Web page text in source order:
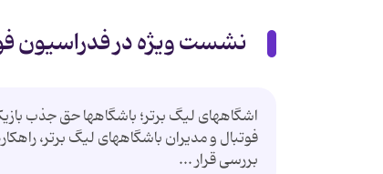
نشست ویژه در فدراسیون
اشگاههای لیگ برتر؛ باشگاهها حق جذب
فوتبال و مدیران باشگاههای لیگ برتر،
بررسی قرار ...